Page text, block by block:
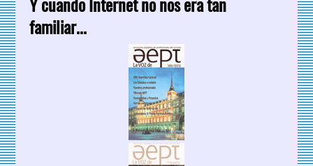
Y cuando Internet no nos era tan
familiar...